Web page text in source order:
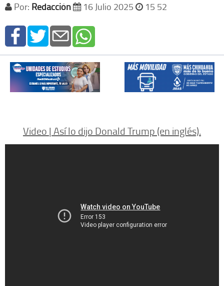
Por: Redacción 16 Julio 2025 15 52
Video | Así lo dijo Donald Trump (en inglés).